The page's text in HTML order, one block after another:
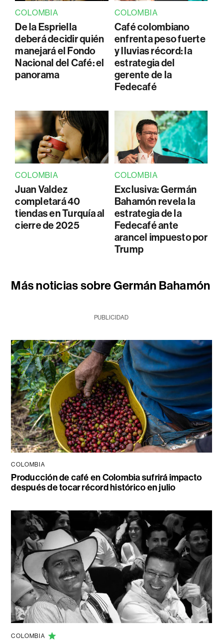
COLOMBIA
De la Espriella
deberá decidir quién
manejará el Fondo
Nacional del Café: el
panorama
COLOMBIA
Café colombiano
enfrenta peso fuerte
y lluvias récord: la
estrategia del
gerente de la
Fedecafé
COLOMBIA
Juan Valdez
completará 40
tiendas en Turquía al
cierre de 2025
COLOMBIA
Exclusiva: Germán
Bahamón revela la
estrategia de la
Fedecafé ante
arancel impuesto por
Trump
Más noticias sobre Germán Bahamón
PUBLICIDAD
COLOMBIA
Producción de café en Colombia sufrirá impacto
después de tocar récord histórico en julio
COLOMBIA